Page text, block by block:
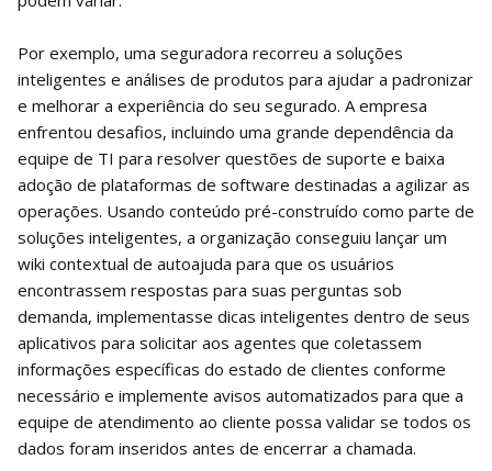
Por exemplo, uma seguradora recorreu a soluções
inteligentes e análises de produtos para ajudar a padronizar
e melhorar a experiência do seu segurado. A empresa
enfrentou desafios, incluindo uma grande dependência da
equipe de TI para resolver questões de suporte e baixa
adoção de plataformas de software destinadas a agilizar as
operações. Usando conteúdo pré-construído como parte de
soluções inteligentes, a organização conseguiu lançar um
wiki contextual de autoajuda para que os usuários
encontrassem respostas para suas perguntas sob
demanda, implementasse dicas inteligentes dentro de seus
aplicativos para solicitar aos agentes que coletassem
informações específicas do estado de clientes conforme
necessário e implemente avisos automatizados para que a
equipe de atendimento ao cliente possa validar se todos os
dados foram inseridos antes de encerrar a chamada.